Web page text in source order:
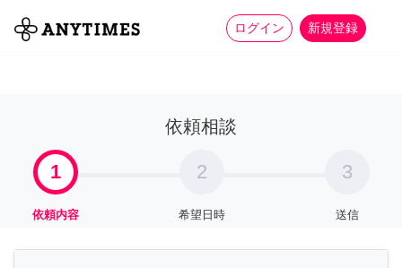
ログイン 新規登録
全て 家事 more_horiz
依頼相談
1
依頼内容
2
希望日時
3
送信